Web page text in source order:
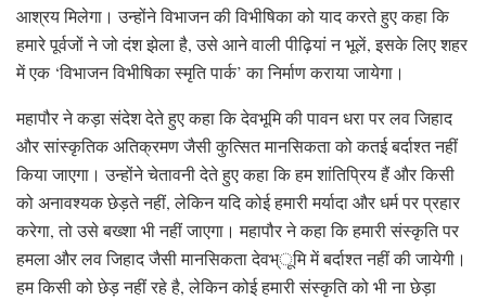
आश्रय मिलेगा। उन्होंने विभाजन की विभीषिका को याद करते हुए कहा कि
हमारे पूर्वजों ने जो दंश झेला है, उसे आने वाली पीढ़ियां न भूलें, इसके लिए शहर
में एक ‘विभाजन विभीषिका स्मृति पार्क’ का निर्माण कराया जायेगा।
महापौर ने कड़ा संदेश देते हुए कहा कि देवभूमि की पावन धरा पर लव जिहाद
और सांस्कृतिक अतिक्रमण जैसी कुत्सित मानसिकता को कतई बर्दाश्त नहीं
किया जाएगा। उन्होंने चेतावनी देते हुए कहा कि हम शांतिप्रिय हैं और किसी
को अनावश्यक छेड़ते नहीं, लेकिन यदि कोई हमारी मर्यादा और धर्म पर प्रहार
करेगा, तो उसे बख्शा भी नहीं जाएगा। महापौर ने कहा कि हमारी संस्कृति पर
हमला और लव जिहाद जैसी मानसिकता देवभ्ूमि में बर्दाश्त नहीं की जायेगी।
हम किसी को छेड़ नहीं रहे है, लेकिन कोई हमारी संस्कृति को भी ना छेड़ा